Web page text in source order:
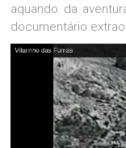
aquando da
documentário